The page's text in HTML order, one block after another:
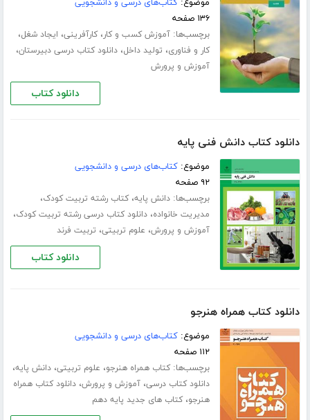
موضوع:کتاب‌های درسی و دانشجویی
۱۳۶ صفحه
برچسب‌ها:آموزش کسب و کار،کارآفرینی، ایجاد شغل،
کار و فناوری، تولید داخل،دانلود کتاب درسی دبیرستان،
آموزش و پرورش
دانلود کتاب
دانلود کتاب دانش فنی پایه
موضوع:کتاب‌های درسی و دانشجویی
۹۲ صفحه
برچسب‌ها:دانش پایه،کتاب رشته تربیت کودک،
مدیریت خانواده،دانلود کتاب درسی رشته تربیت کودک،
آموزش و پرورش، علوم تربیتی، تربیت فرند
دانلود کتاب
دانلود کتاب همراه هنرجو
موضوع:کتاب‌های درسی و دانشجویی
۱۱۲ صفحه
برچسب‌ها:کتاب همراه هنرجو، علوم تربیتی،دانش پایه،
دانلود کتاب درسی،آموزش و پرورش،دانلود کتاب همراه
هنرجو،کتاب های جدید پایه دهم